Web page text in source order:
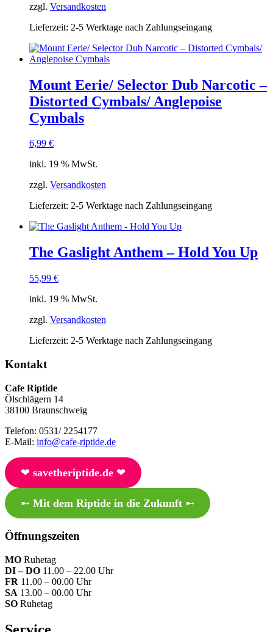
zzgl. Versandkosten
Lieferzeit: 2-5 Werktage nach Zahlungseingang
Mount Eerie/ Selector Dub Narcotic –
Distorted Cymbals/ Anglepoise
Cymbals
6,99 €
inkl. 19 % MwSt.
zzgl. Versandkosten
Lieferzeit: 2-5 Werktage nach Zahlungseingang
The Gaslight Anthem – Hold You Up
55,99 €
inkl. 19 % MwSt.
zzgl. Versandkosten
Lieferzeit: 2-5 Werktage nach Zahlungseingang
Kontakt
Cafe Riptide
Ölschlägern 14
38100 Braunschweig
Telefon: 0531/ 2254177
E-Mail: info@cafe-riptide.de
❤︎ savetheriptide.de❤︎
➸ Mit dem Riptide in die Zukunft➸
Öffnungszeiten
MO Ruhetag
DI – DO 11.00 – 22.00 Uhr
FR 11.00 – 00.00 Uhr
SA 13.00 – 00.00 Uhr
SO Ruhetag